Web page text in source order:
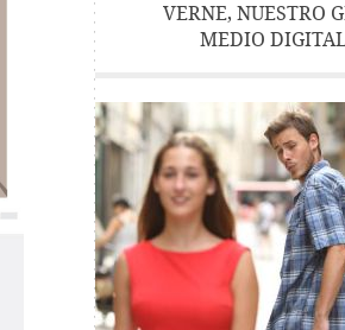
VERNE, NUESTRO
MEDIO